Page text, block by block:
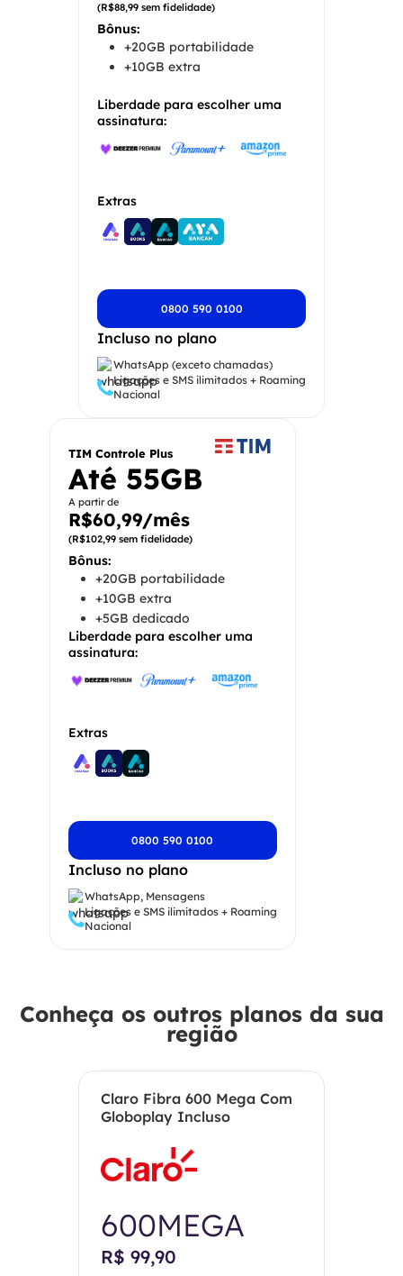
(R$88,99 sem fidelidade)
Bônus:
+20GB portabilidade
+10GB extra
Liberdade para escolher uma
assinatura:
Extras
0800 590 0100
Incluso no plano
WhatsApp (exceto chamadas)
Ligações e SMS ilimitados + Roaming
Nacional
TIM Controle Plus
Até 55GB
A partir de
R$60,99/mês
(R$102,99 sem fidelidade)
Bônus:
+20GB portabilidade
+10GB extra
+5GB dedicado
Liberdade para escolher uma
assinatura:
Extras
0800 590 0100
Incluso no plano
WhatsApp, Mensagens
Ligações e SMS ilimitados + Roaming
Nacional
Conheça os outros planos da sua
região
Claro Fibra 600 Mega Com
Globoplay Incluso
600MEGA
R$ 99,90